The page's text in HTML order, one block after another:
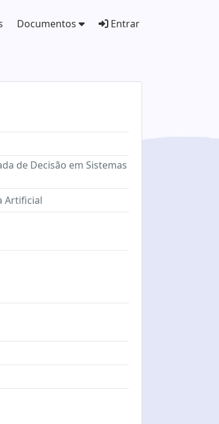
Documentos Entrar
de Decisão em Sistemas
Artificial